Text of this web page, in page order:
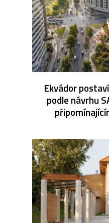
Ekvádor
podle návrhu